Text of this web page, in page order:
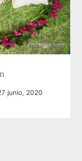
junio, 2020